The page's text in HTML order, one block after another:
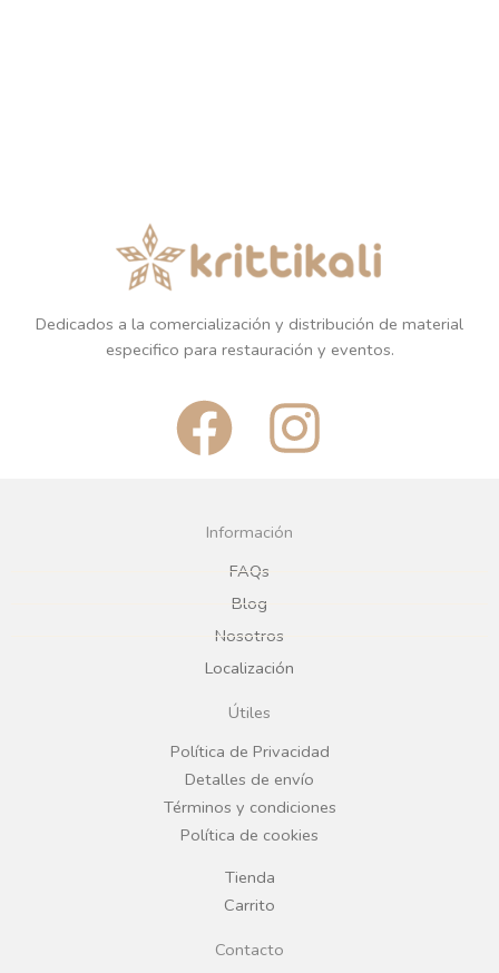
Dedicados a la comercialización y distribución de material
especifico para restauración y eventos.
F
a
c
e
b
o
o
k
I
n
g
r
a
Información
FAQs
Blog
Nosotros
Localización
Útiles
Política de Privacidad
Detalles de envío
Términos y condiciones
Política de cookies
Tienda
Carrito
Contacto